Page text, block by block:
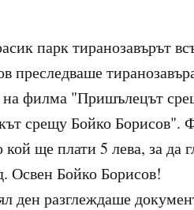
парк тиранозавърът
преследваше
на филма "Пришълецът
срещу Бойко Борисов".
ще плати 5 лева, за да
Освен Бойко Борисов!
ден разглеждаше